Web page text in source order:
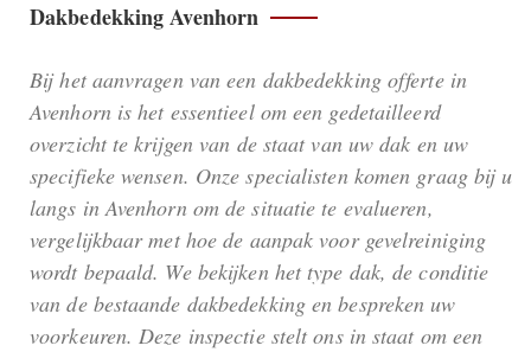
Dakbedekking Avenhorn
Bij het aanvragen van een dakbedekking offerte in
Avenhorn is het essentieel om een gedetailleerd
overzicht te krijgen van de staat van uw dak en uw
specifieke wensen. Onze specialisten komen graag bij u
langs in Avenhorn om de situatie te evalueren,
vergelijkbaar met hoe de aanpak voor gevelreiniging
wordt bepaald. We bekijken het type dak, de conditie
van de bestaande dakbedekking en bespreken uw
voorkeuren. Deze inspectie stelt ons in staat om een